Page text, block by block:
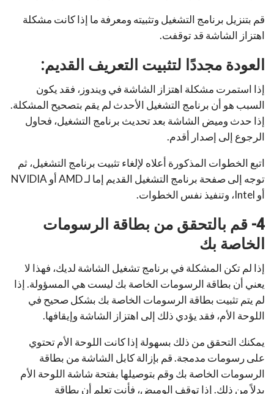
قم بتنزيل برنامج التشغيل وتثبيته ومعرفة ما إذا كانت مشكلة
اهتزاز الشاشة قد توقفت.
العودة مجددًا لتثبيت التعريف القديم:
إذا استمرت مشكلة اهتزاز الشاشة في ويندوز، فقد يكون
السبب هو أن برنامج التشغيل الأحدث لم يقم بتصحيح المشكلة.
إذا حدث وميض الشاشة بعد تحديث برنامج التشغيل، فحاول
الرجوع إلى إصدار أقدم.
اتبع الخطوات المذكورة أعلاه لإلغاء تثبيت برنامج التشغيل، ثم
توجه إلى صفحة برنامج التشغيل القديم إما لـ AMD أو NVIDIA
أو Intel، وتنفيذ نفس الخطوات.
4- قم بالتحقق من بطاقة الرسومات
الخاصة بك
إذا لم تكن المشكلة في برنامج تشغيل الشاشة لديك، فهذا لا
يعني أن بطاقة الرسومات الخاصة بك ليست هي المسؤولة. إذا
لم يتم تثبيت بطاقة الرسومات الخاصة بك بشكل صحيح في
اللوحة الأم، فقد يؤدي ذلك إلى اهتزاز الشاشة وإيقافها.
يمكنك التحقق من ذلك بسهولة إذا كانت اللوحة الأم تحتوي
على رسومات مدمجة. قم بإزالة كابل الشاشة من بطاقة
الرسومات الخاصة بك وقم بتوصيلها بفتحة شاشة اللوحة الأم
بدلاً من ذلك. إذا توقف الوميض، فأنت تعلم أن بطاقة